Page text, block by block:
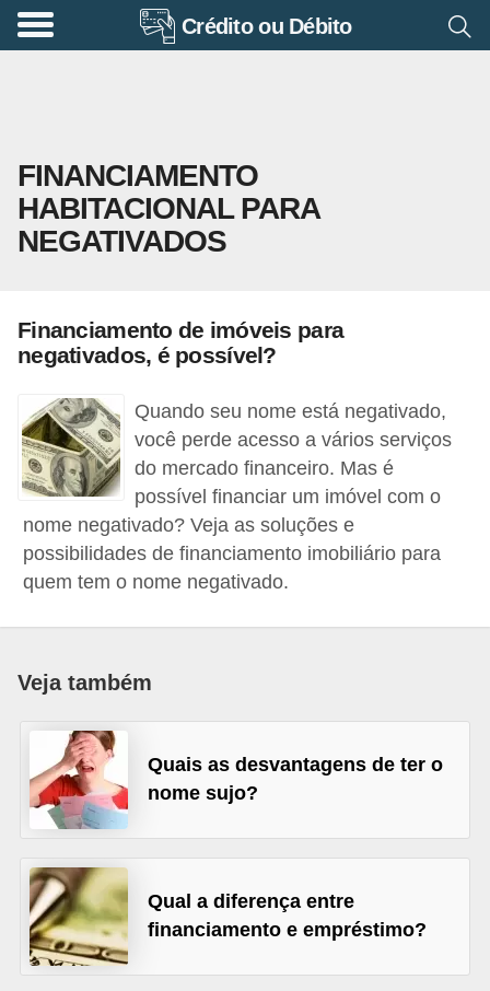
Crédito ou Débito
FINANCIAMENTO
HABITACIONAL PARA
NEGATIVADOS
Financiamento de imóveis para
negativados, é possível?
Quando seu nome está negativado,
você perde acesso a vários serviços
do mercado financeiro. Mas é
possível financiar um imóvel com o
nome negativado? Veja as soluções e
possibilidades de financiamento imobiliário para
quem tem o nome negativado.
Veja também
Quais as desvantagens de ter o
nome sujo?
Qual a diferença entre
financiamento e empréstimo?
A
e
n
t
o
r
i
a
B
a
n
c
e
s
t
t
u
i